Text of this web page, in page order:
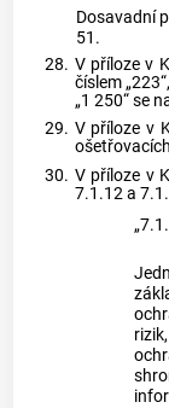
Dosavadní
51.
28. V příloze v
číslem
„1 250“ se
29. V příloze v
30. V příloze v
7.1.12 a